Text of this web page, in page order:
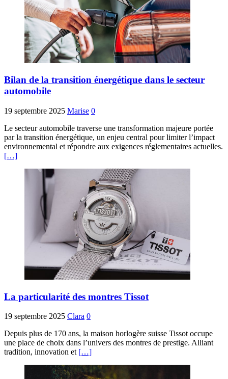
Bilan de la transition énergétique dans le secteur
automobile
19 septembre 2025 Marise 0
Le secteur automobile traverse une transformation majeure portée
par la transition énergétique, un enjeu central pour limiter l’impact
environnemental et répondre aux exigences réglementaires actuelles.
[…]
La particularité des montres Tissot
19 septembre 2025 Clara 0
Depuis plus de 170 ans, la maison horlogère suisse Tissot occupe
une place de choix dans l’univers des montres de prestige. Alliant
tradition, innovation et […]